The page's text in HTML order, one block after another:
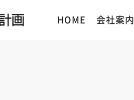
HOME 会社案内